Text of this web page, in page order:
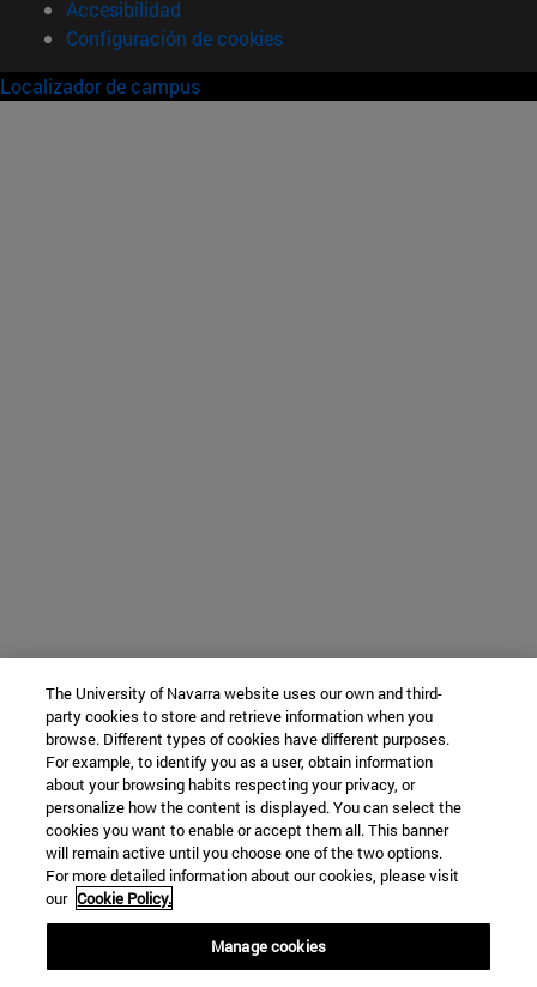
Accesibilidad
Configuración de cookies
Localizador de campus
The University of Navarra website uses our own and third-
party cookies to store and retrieve information when you
browse. Different types of cookies have different purposes.
For example, to identify you as a user, obtain information
about your browsing habits respecting your privacy, or
personalize how the content is displayed. You can select the
cookies you want to enable or accept them all. This banner
will remain active until you choose one of the two options.
For more detailed information about our cookies, please visit
our Cookie Policy.
Manage cookies